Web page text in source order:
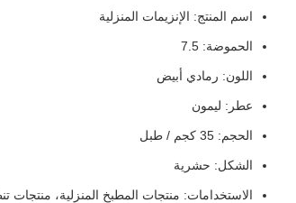
اسم المنتج: الإنزيمات المنزلية
الحموضة: 7.5
اللون: رمادي أبيض
عطر: ليمون
الحجم: 35 كجم / طبل
الشكل: حشرية
الاستخدامات: منتجات المطبخ المنزلية، منتجات